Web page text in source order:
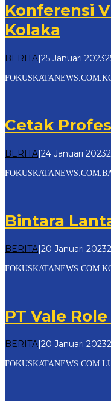
Konferensi
Kolaka
BERITA|25 Januari 2023
Cetak
BERITA|24 Januari 2023
Bintara
BERITA|20 Januari 2023
PT Vale
BERITA|20 Januari 2023